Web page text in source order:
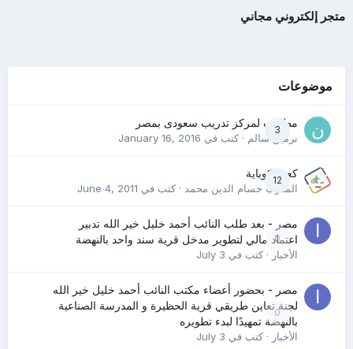
متجر إلكتروني مجاني
موضوعات
3
مطلوب لمركز تدريب سعودى بمصر
نرمين سالم· كتب في January 16, 2016
12
كعب كوباية
المدرب حسام الدين محمد· كتب في June 4, 2011
0
مصر - بعد طلب النائب أحمد خليل خير الله تدبير
اعتماد مالي لتطوير مدخل قرية سند واحد بالنهضة
الأخبار· كتب في July 3
0
مصر - بحضور أعضاء مكتب النائب أحمد خليل خير الله
لجنة تعاين طريقي قرية الحظيرة و المدرسة الصناعية
بالنهضة تمهيدًا لبدء تطويره
الأخبار· كتب في July 3